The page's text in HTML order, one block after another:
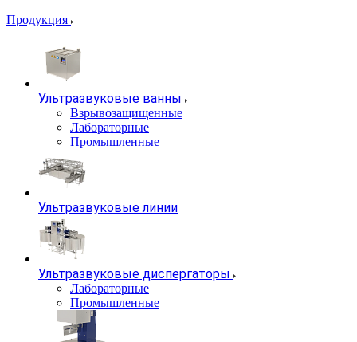
Продукция
Ультразвуковые ванны
Взрывозащищенные
Лабораторные
Промышленные
Ультразвуковые линии
Ультразвуковые диспергаторы
Лабораторные
Промышленные